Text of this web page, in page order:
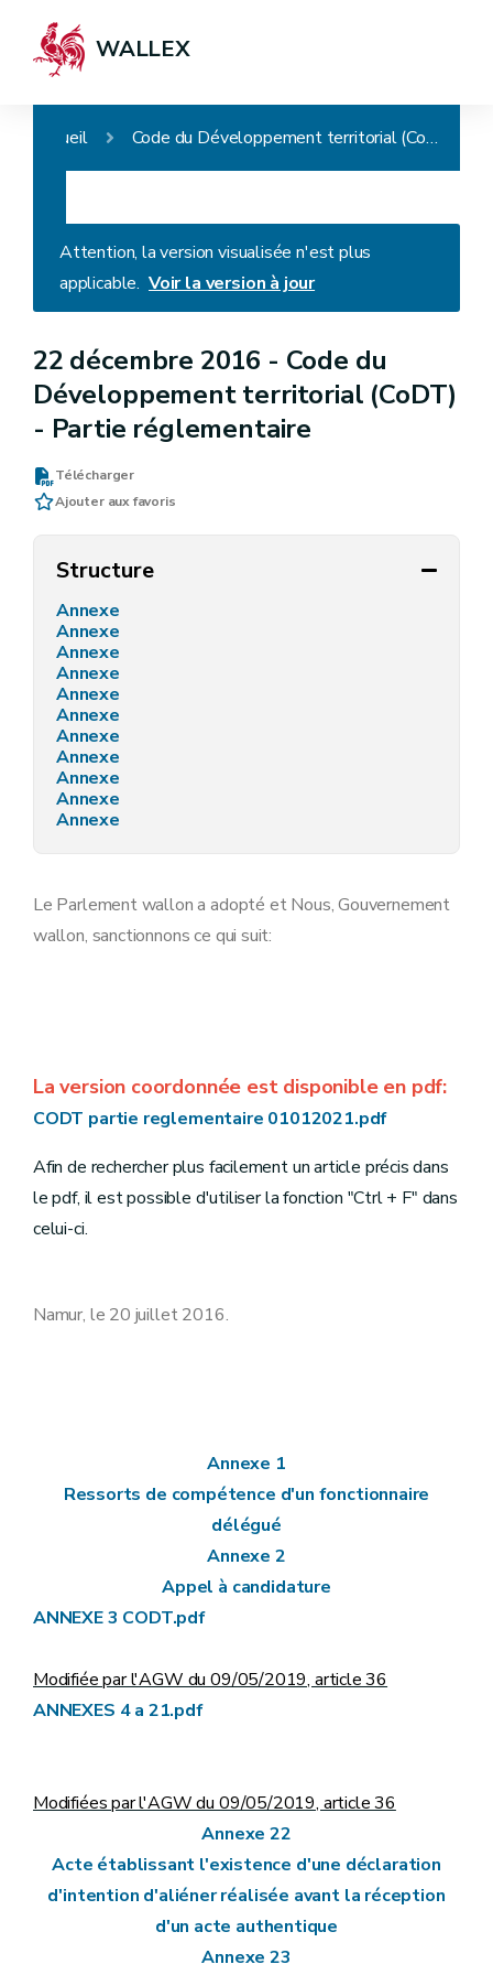
WALLEX
Accueil Code du Développement territorial (CoDT) - Partie réglementaire
Attention, la version visualisée n'est plus
applicable. Voir la version à jour
22 décembre 2016 - Code du
Développement territorial (CoDT)
- Partie réglementaire
Télécharger
Ajouter aux favoris
Structure
Annexe
Annexe
Annexe
Annexe
Annexe
Annexe
Annexe
Annexe
Annexe
Annexe
Annexe
Le Parlement wallon a adopté et Nous, Gouvernement
wallon, sanctionnons ce qui suit:
La version coordonnée est disponible en pdf:
CODT partie reglementaire 01012021.pdf
Afin de rechercher plus facilement un article précis dans
le pdf, il est possible d'utiliser la fonction "Ctrl + F" dans
celui-ci.
Namur, le 20 juillet 2016.
Annexe 1
Ressorts de compétence d'un fonctionnaire
délégué
Annexe 2
Appel à candidature
ANNEXE 3 CODT.pdf
Modifiée par l'AGW du 09/05/2019, article 36
ANNEXES 4 a 21.pdf
Modifiées par l'AGW du 09/05/2019, article 36
Annexe 22
Acte établissant l'existence d'une déclaration
d'intention d'aliéner réalisée avant la réception
d'un acte authentique
Annexe 23